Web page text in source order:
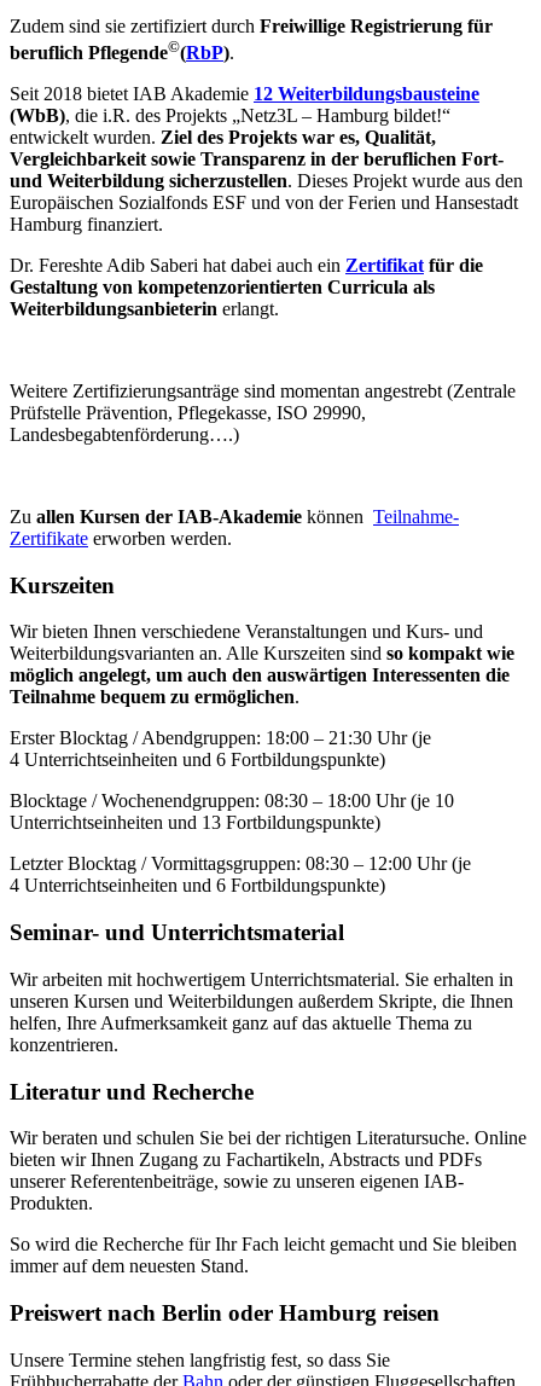
Zudem sind sie zertifiziert durch Freiwillige Registrierung für
beruflich Pflegende©(RbP).
Seit 2018 bietet IAB Akademie 12 Weiterbildungsbausteine
(WbB), die i.R. des Projekts „Netz3L – Hamburg bildet!“
entwickelt wurden. Ziel des Projekts war es, Qualität,
Vergleichbarkeit sowie Transparenz in der beruflichen Fort-
und Weiterbildung sicherzustellen. Dieses Projekt wurde aus den
Europäischen Sozialfonds ESF und von der Ferien und Hansestadt
Hamburg finanziert.
Dr. Fereshte Adib Saberi hat dabei auch ein Zertifikat für die
Gestaltung von kompetenzorientierten Curricula als
Weiterbildungsanbieterin erlangt.
Weitere Zertifizierungsanträge sind momentan angestrebt (Zentrale
Prüfstelle Prävention, Pflegekasse, ISO 29990,
Landesbegabtenförderung….)
Zu allen Kursen der IAB-Akademie können Teilnahme-
Zertifikate erworben werden.
Kurszeiten
Wir bieten Ihnen verschiedene Veranstaltungen und Kurs- und
Weiterbildungsvarianten an. Alle Kurszeiten sind so kompakt wie
möglich angelegt, um auch den auswärtigen Interessenten die
Teilnahme bequem zu ermöglichen.
Erster Blocktag / Abendgruppen: 18:00 – 21:30 Uhr (je
4 Unterrichtseinheiten und 6 Fortbildungspunkte)
Blocktage / Wochenendgruppen: 08:30 – 18:00 Uhr (je 10
Unterrichtseinheiten und 13 Fortbildungspunkte)
Letzter Blocktag / Vormittagsgruppen: 08:30 – 12:00 Uhr (je
4 Unterrichtseinheiten und 6 Fortbildungspunkte)
Seminar- und Unterrichtsmaterial
Wir arbeiten mit hochwertigem Unterrichtsmaterial. Sie erhalten in
unseren Kursen und Weiterbildungen außerdem Skripte, die Ihnen
helfen, Ihre Aufmerksamkeit ganz auf das aktuelle Thema zu
konzentrieren.
Literatur und Recherche
Wir beraten und schulen Sie bei der richtigen Literatursuche. Online
bieten wir Ihnen Zugang zu Fachartikeln, Abstracts und PDFs
unserer Referentenbeiträge, sowie zu unseren eigenen IAB-
Produkten.
So wird die Recherche für Ihr Fach leicht gemacht und Sie bleiben
immer auf dem neuesten Stand.
Preiswert nach Berlin oder Hamburg reisen
Unsere Termine stehen langfristig fest, so dass Sie
Frühbucherrabatte derBahn oder der günstigen Fluggesellschaften